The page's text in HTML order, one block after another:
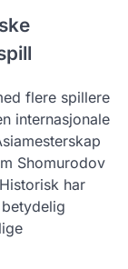
flere spillere
internasjonale
Shomurodov
har